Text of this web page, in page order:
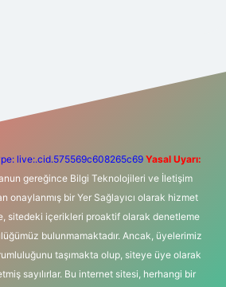
m elexbet
live:.cid.575569c608265c69 Yasal Uyarı:
gereğince Bilgi Teknolojileri ve İletişim
onaylanmış bir Yer Sağlayıcı olarak hizmet
sitedeki içerikleri proaktif olarak denetleme
bulunmamaktadır. Ancak, üyelerimiz
taşımakta olup, siteye üye olarak
sayılırlar. Bu internet sitesi, herhangi bir